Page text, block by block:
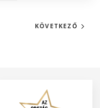
KÖVETKEZŐ